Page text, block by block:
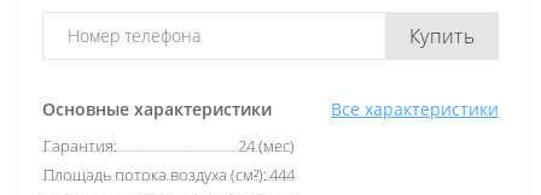
Основные характеристики Все характеристики
Гарантия:
24 (мес)
Площадь потока воздуха (см²):444
Купить